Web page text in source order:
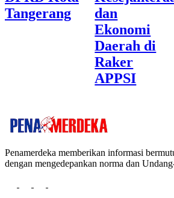
Tangerang
dan
Ekonomi
Daerah di
Raker
APPSI
Penamerdeka memberikan informasi
dengan mengedepankan norma dan